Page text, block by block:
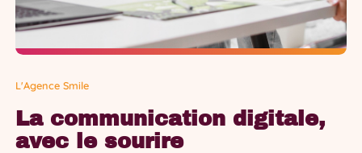
L'Agence Smile
La communication digitale,
avec le sourire